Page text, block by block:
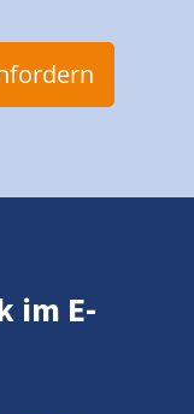
im E-